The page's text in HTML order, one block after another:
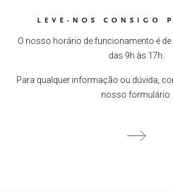
LEVE-NOS CONSIGO
O nosso horário de funcionamento é de
das 9h às 17h.
Para qualquer informação ou dúvida,
nosso formulário.